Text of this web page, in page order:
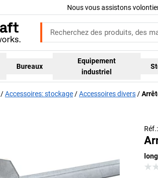
Nous vous assistons
Bureaux
Equipement
industriel
Accessoires: stockage Accessoires divers